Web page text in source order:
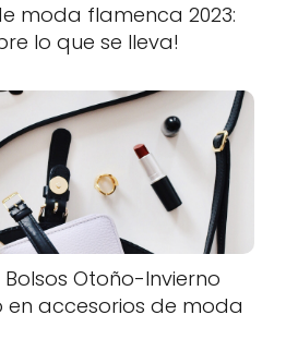
moda flamenca 2023:
lo que se lleva!
Otoño-Invierno
en accesorios de moda